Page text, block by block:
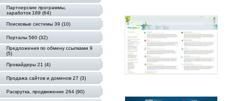
Партнерские программы,
заработок 169 (64)
Поисковые системы 39 (10)
Порталы 560 (32)
Предложения по обмену ссылками 9
(5)
Провайдеры 21 (4)
Продажа сайтов и доменов 27 (3)
Раскрутка, продвижение 264 (90)